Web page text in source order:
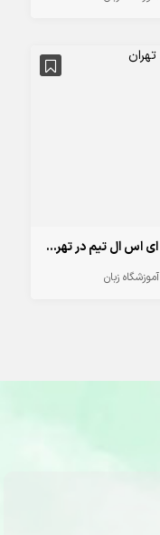
آموزش زبان انگلیسی دانشگاهی ای جی ای اس ال تیم در تهران
آموزشگاه زبان